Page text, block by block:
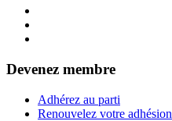
Devenez membre
Adhérez au parti
Renouvelez votre adhésion